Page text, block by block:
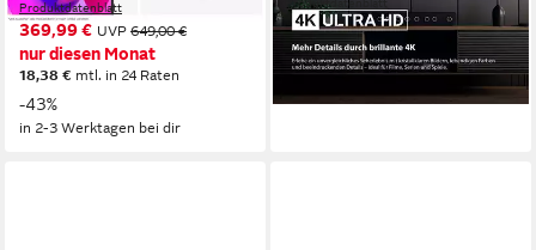
Produktdatenblatt
369,99 € UVP 649,00 €
nur diesen Monat
18,38 € mtl. in 24 Raten
-43%
in 2-3 Werktagen bei dir
Produktdatenblatt
429,99 €
15,43 €mtl. in 36 Raten
in 3-4 Werktagen bei dir